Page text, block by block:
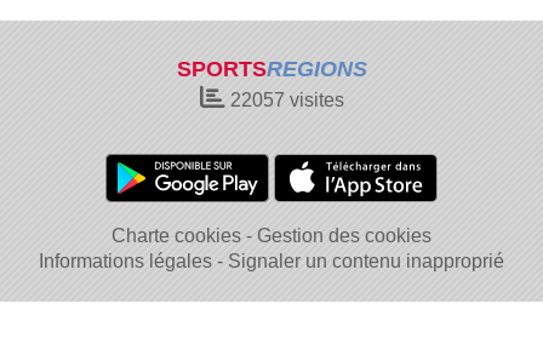
SPORTSREGIONS
22057 visites
Charte cookies
Gestion des cookies
Informations légales
Signaler un contenu inapproprié